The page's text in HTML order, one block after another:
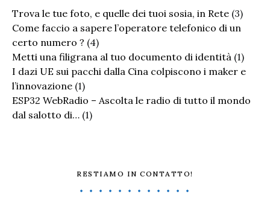
Trova le tue foto, e quelle dei tuoi sosia, in Rete (3)
Come faccio a sapere l’operatore telefonico di un
certo numero ? (4)
Metti una filigrana al tuo documento di identità (1)
I dazi UE sui pacchi dalla Cina colpiscono i maker e
l’innovazione (1)
ESP32 WebRadio – Ascolta le radio di tutto il mondo
dal salotto di… (1)
RESTIAMO IN CONTATTO!